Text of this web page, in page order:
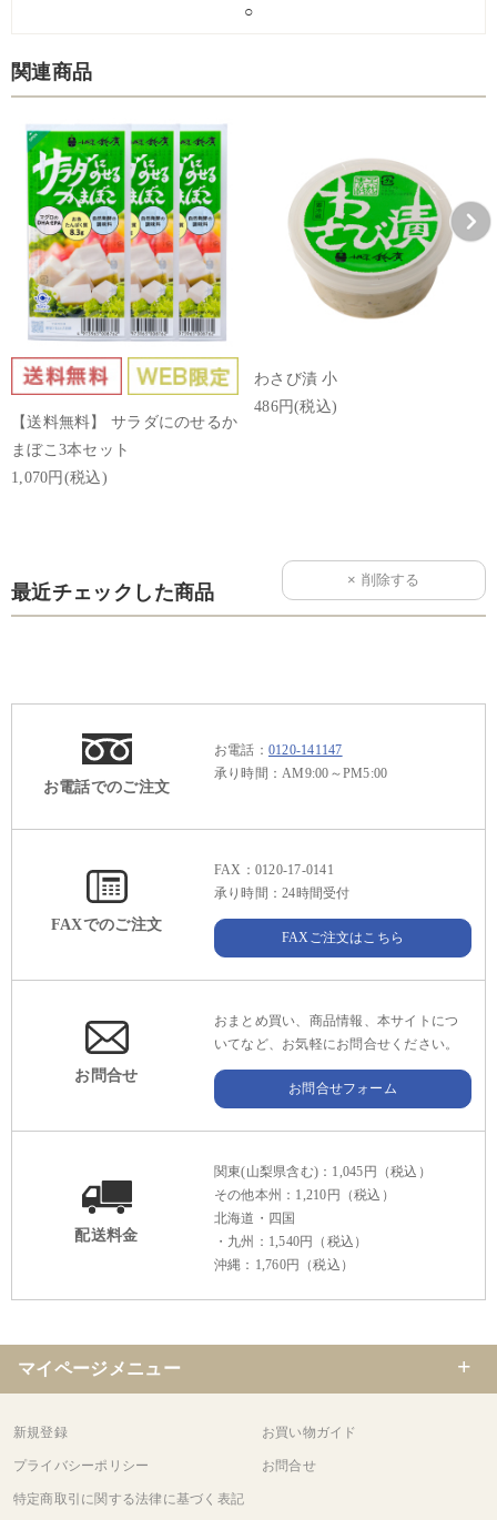
○
関連商品
【送料無料】 サラダにのせるか
まぼこ3本セット
1,070円(税込)
わさび漬 小
486円(税込)
最近チェックした商品
お電話でのご注文
お電話： 0120-141147
承り時間：AM9:00～PM5:00
FAXでのご注文
FAX：0120-17-0141
承り時間：24時間受付
FAXご注文はこちら
お問合せ
おまとめ買い、商品情報、本サイトにつ
いてなど、お気軽にお問合せください。
お問合せフォーム
配送料金
関東(山梨県含む)：1,045円（税込）
その他本州：1,210円（税込）
北海道・四国
・九州：1,540円（税込）
沖縄：1,760円（税込）
マイページメニュー
新規登録 お買い物ガイド
プライバシーポリシー お問合せ
特定商取引に関する法律に基づく表記